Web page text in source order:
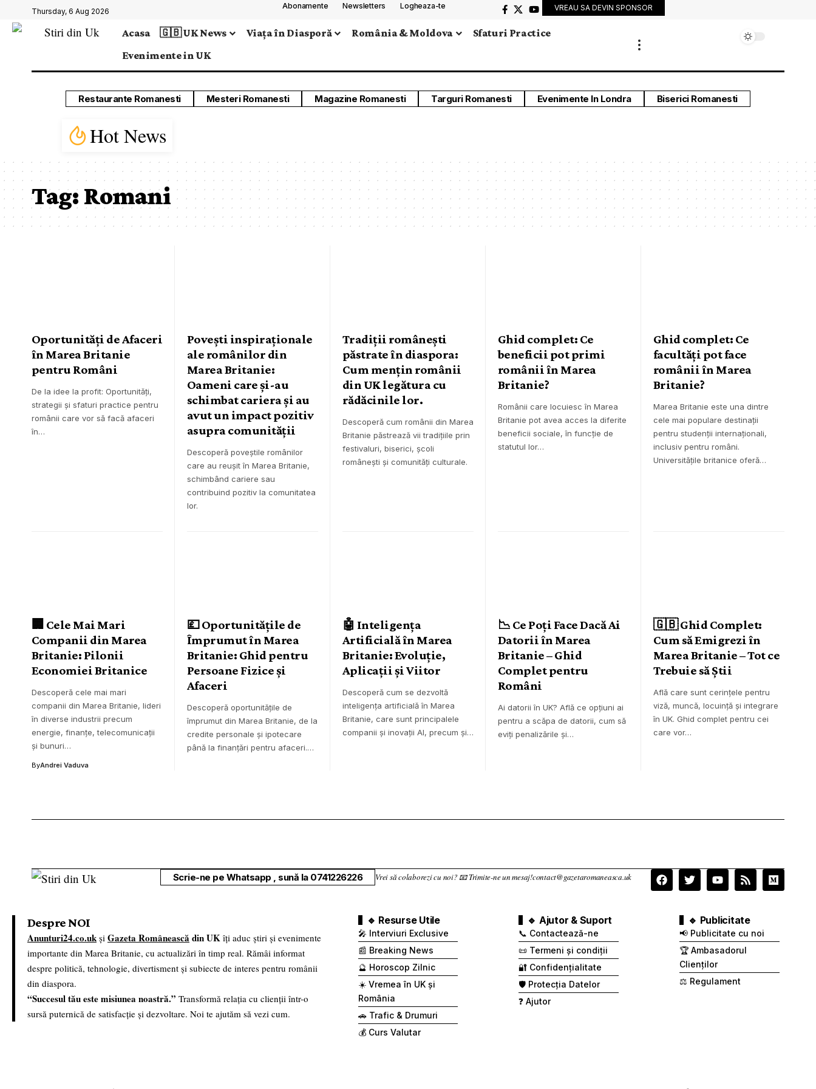
Thursday, 6 Aug 2026
Abonamente Newsletters Logheaza-te VREAU SA DEVIN SPONSOR
Acasa 🇬🇧 UK News Viața în Diasporă România & Moldova
Sfaturi Practice
Evenimente in UK
Biserici Romanesti
Evenimente In Londra
Targuri Romanesti
Magazine Romanesti
Mesteri Romanesti
Restaurante Romanesti
Hot News
Tag: Romani
Oportunități de Afaceri
în Marea Britanie
pentru Români
De la idee la profit: Oportunități,
strategii și sfaturi practice pentru
românii care vor să facă afaceri
în…
Povești inspiraționale
ale românilor din
Marea Britanie:
Oameni care și-au
schimbat cariera și au
avut un impact pozitiv
asupra comunității
Descoperă poveștile românilor
care au reușit în Marea Britanie,
schimbând cariere sau
contribuind pozitiv la comunitatea
lor.
Tradiții românești
păstrate în diaspora:
Cum mențin românii
din UK legătura cu
rădăcinile lor.
Descoperă cum românii din Marea
Britanie păstrează vii tradițiile prin
festivaluri, biserici, școli
românești și comunități culturale.
Ghid complet: Ce
beneficii pot primi
românii în Marea
Britanie?
Românii care locuiesc în Marea
Britanie pot avea acces la diferite
beneficii sociale, în funcție de
statutul lor…
Ghid complet: Ce
facultăți pot face
românii în Marea
Britanie?
Marea Britanie este una dintre
cele mai populare destinații
pentru studenții internaționali,
inclusiv pentru români.
Universitățile britanice oferă…
🏢 Cele Mai Mari
Companii din Marea
Britanie: Pilonii
Economiei Britanice
Descoperă cele mai mari
companii din Marea Britanie, lideri
în diverse industrii precum
energie, finanțe, telecomunicații
și bunuri…
ByAndrei Vaduva
💷 Oportunitățile de
Împrumut în Marea
Britanie: Ghid pentru
Persoane Fizice și
Afaceri
Descoperă oportunitățile de
împrumut din Marea Britanie, de la
credite personale și ipotecare
până la finanțări pentru afaceri.…
🤖 Inteligența
Artificială în Marea
Britanie: Evoluție,
Aplicații și Viitor
Descoperă cum se dezvoltă
inteligența artificială în Marea
Britanie, care sunt principalele
companii și inovații AI, precum și…
📉 Ce Poți Face Dacă Ai
Datorii în Marea
Britanie – Ghid
Complet pentru
Români
Ai datorii în UK? Află ce opțiuni ai
pentru a scăpa de datorii, cum să
eviți penalizările și…
🇬🇧 Ghid Complet:
Cum să Emigrezi în
Marea Britanie – Tot ce
Trebuie să Știi
Află care sunt cerințele pentru
viză, muncă, locuință și integrare
în UK. Ghid complet pentru cei
care vor…
Scrie-ne pe Whatsapp , sună la 0741226226 Vrei să colaborezi cu noi? 📧 Trimite-ne un mesaj!contact@gazetaromaneasca.uk
Despre NOI
Anunturi24.co.uk și Gazeta Românească din UK îți aduc știri și evenimente
importante din Marea Britanie, cu actualizări în timp real. Rămâi informat
despre politică, tehnologie, divertisment și subiecte de interes pentru românii
din diaspora.
“Succesul tău este misiunea noastră.” Transformă relația cu clienții într-o
sursă puternică de satisfacție și dezvoltare. Noi te ajutăm să vezi cum.
🔹 Resurse Utile
🎤 Interviuri Exclusive
📰 Breaking News
🔮 Horoscop Zilnic
☀️ Vremea în UK și
România
🚗 Trafic & Drumuri
💰 Curs Valutar
🔹 Ajutor & Suport
📞 Contactează-ne
📜 Termeni și condiții
🔐 Confidențialitate
🛡️ Protecția Datelor
❓ Ajutor
🔹 Publicitate
📢 Publicitate cu noi
🏆 Ambasadorul
Clienților
⚖️ Regulament